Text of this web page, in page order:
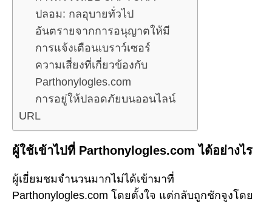
ปลอม: กลอุบายทั่วไป
อันตรายจากการอนุญาตให้มี
การแจ้งเตือนเบราว์เซอร์
ความเสี่ยงที่เกี่ยวข้องกับ
Parthonylogles.com
การอยู่ให้ปลอดภัยบนออนไลน์
URL
ผู้ใช้เข้าไปที่ Parthonylogles.com ได้อย่างไร
ผู้เยี่ยมชมจำนวนมากไม่ได้เข้ามาที่
Parthonylogles.com โดยตั้งใจ แต่กลับถูกชักจูงโดย